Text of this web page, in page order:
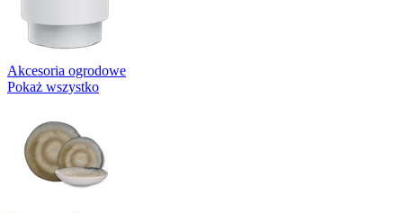
Akcesoria ogrodowe
Pokaż wszystko